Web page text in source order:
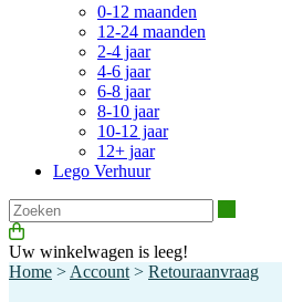
0-12 maanden
12-24 maanden
2-4 jaar
4-6 jaar
6-8 jaar
8-10 jaar
10-12 jaar
12+ jaar
Lego Verhuur
Uw winkelwagen is leeg!
Home > Account > Retouraanvraag